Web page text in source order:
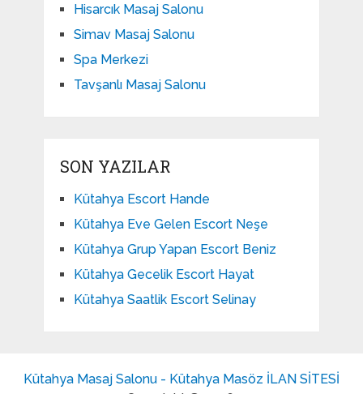
Hisarcık Masaj Salonu
Simav Masaj Salonu
Spa Merkezi
Tavşanlı Masaj Salonu
SON YAZILAR
Kütahya Escort Hande
Kütahya Eve Gelen Escort Neşe
Kütahya Grup Yapan Escort Beniz
Kütahya Gecelik Escort Hayat
Kütahya Saatlik Escort Selinay
Kütahya Masaj Salonu - Kütahya Masöz İLAN SİTESİ